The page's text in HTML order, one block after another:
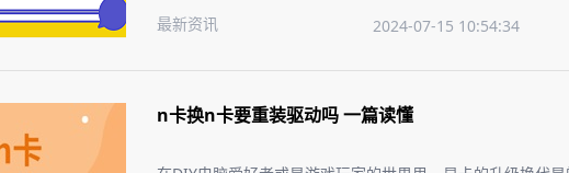
最新资讯 2024-07-15 10:54:34
n卡换n卡要重装驱动吗 一篇读懂